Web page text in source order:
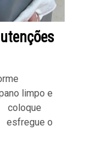
limpo e
o